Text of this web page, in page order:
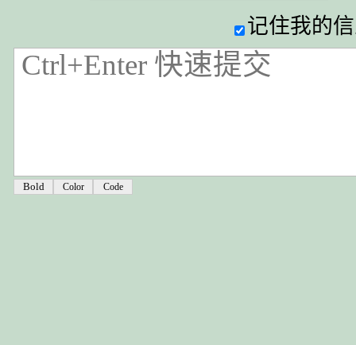
记住我的
Color Code